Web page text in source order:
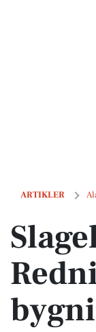
ARTIKLER
Slagelse